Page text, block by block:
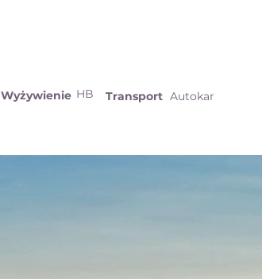
HB Transport
Wyżywienie Autokar